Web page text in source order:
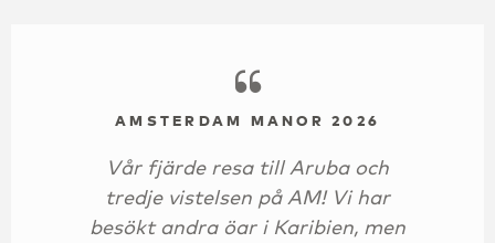
AMSTERDAM MANOR 2026
Vår fjärde resa till Aruba och
tredje vistelsen på AM! Vi har
besökt andra öar i Karibien, men